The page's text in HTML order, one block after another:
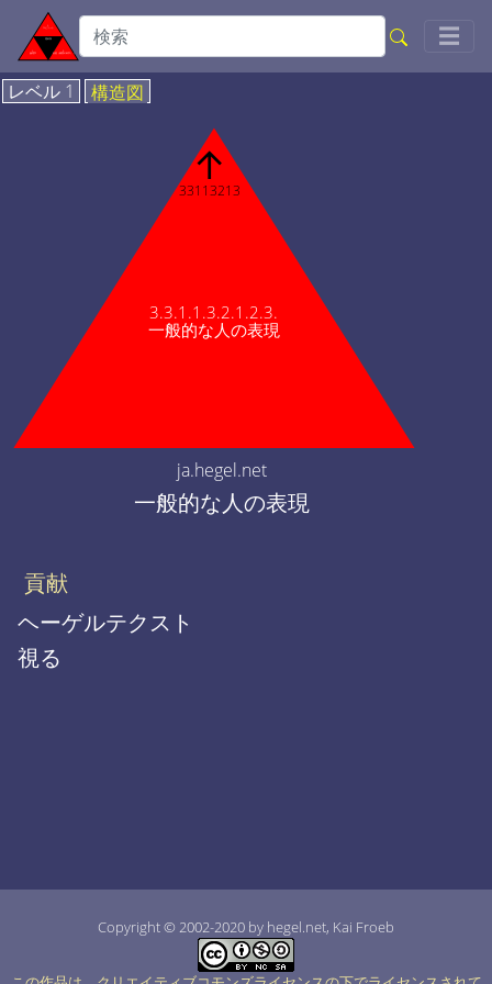
☰
レベル 1 構造図
3.3.1.1.3.2.1.2.3.
一般的な人の表現
↑
33113213
ja.hegel.net
一般的な人の表現
貢献
ヘーゲルテクスト
視る
Copyright © 2002-2020 by hegel.net, Kai Froeb